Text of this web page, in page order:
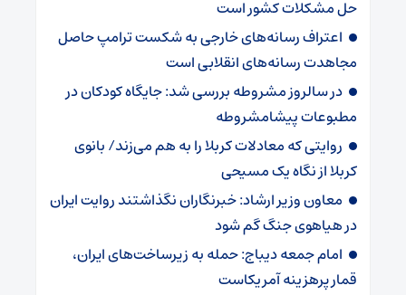
حل مشکلات کشور است
اعتراف رسانه‌های خارجی به شکست ترامپ حاصل
مجاهدت رسانه‌های انقلابی است
در سالروز مشروطه بررسی شد: جایگاه کودکان در
مطبوعات پیشامشروطه
روایتی که معادلات کربلا را به هم می‌زند/ بانوی
کربلا از نگاه یک مسیحی
معاون وزیر ارشاد: خبرنگاران نگذاشتند روایت ایران
در هیاهوی جنگ گم شود
امام جمعه دیباج: حمله به زیرساخت‌های ایران،
قمار پرهزینه آمریکاست